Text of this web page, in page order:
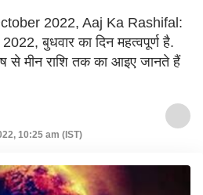
2022, Aaj Ka Rashifal:
बुधवार का दिन महत्वपूर्ण है.
से मीन राशि तक का आइए जानते हैं
10:25 am (IST)